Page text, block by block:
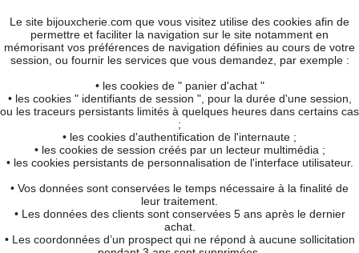
Le site bijouxcherie.com que vous visitez utilise des cookies afin de
permettre et faciliter la navigation sur le site notamment en
mémorisant vos préférences de navigation définies au cours de votre
session, ou fournir les services que vous demandez, par exemple :
• les cookies de " panier d'achat "
• les cookies " identifiants de session ", pour la durée d'une session,
ou les traceurs persistants limités à quelques heures dans certains cas
;
• les cookies d'authentification de l'internaute ;
• les cookies de session créés par un lecteur multimédia ;
• les cookies persistants de personnalisation de l'interface utilisateur.
• Vos données sont conservées le temps nécessaire à la finalité de
leur traitement.
• Les données des clients sont conservées 5 ans après le dernier
achat.
• Les coordonnées d’un prospect qui ne répond à aucune sollicitation